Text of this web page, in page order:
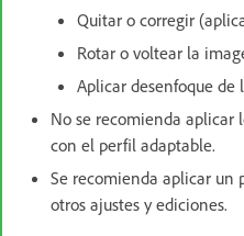
Quitar o corregir
Rotar o voltear la
Aplicar desenfoque de
No se recomienda aplicar
con el perfil adaptable.
Se recomienda aplicar un
otros ajustes y ediciones.